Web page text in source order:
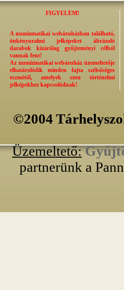
FIGYELEM!
A numizmatikai webáruházban található,
önkényuralmi jelképeket ábrázoló
darabok kizárólag gyűjteményi célból
vannak fent!
Az numizmatikai webáruház üzemeltetője
elhatárolódik minden fajta szélsőséges
eszmétől, amelyek ezen történelmi
jelképekhez kapcsolódnak!
©2004
Üzemeltető:
partnerünk a